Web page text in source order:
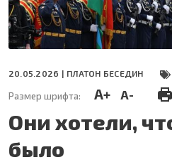
20.05.2026 | ПЛАТОН БЕСЕДИН
Размер шрифта: A+ A-
Они хотели,
было